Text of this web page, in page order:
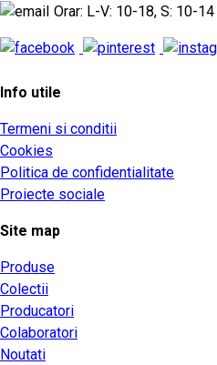
Orar: L-V: 10-18, S: 10-14
Info utile
Termeni si conditii
Cookies
Politica de confidentialitate
Proiecte sociale
Site map
Produse
Colectii
Producatori
Colaboratori
Noutati